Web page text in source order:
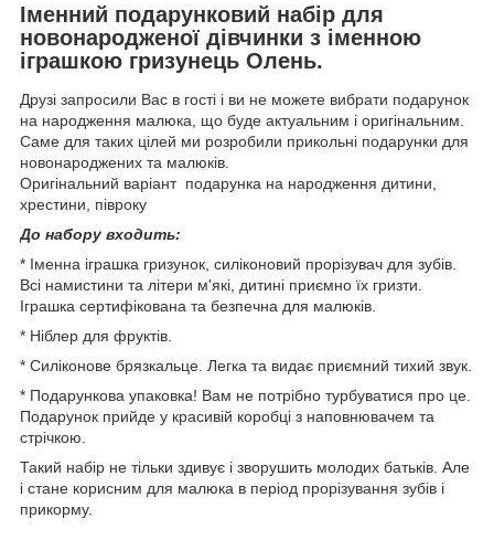
Іменний подарунковий набір для
новонародженої дівчинки з іменною
іграшкою гризунець Олень.
Друзі запросили Вас в гості і ви не можете вибрати подарунок
на народження малюка, що буде актуальним і оригінальним.
Саме для таких цілей ми розробили прикольні подарунки для
новонароджених та малюків.
Оригінальний варіант подарунка на народження дитини,
хрестини, півроку
До набору входить:
* Іменна іграшка гризунок, силіконовий прорізувач для зубів.
Всі намистини та літери м'які, дитині приємно їх гризти.
Іграшка сертифікована та безпечна для малюків.
* Ніблер для фруктів.
* Силіконове брязкальце. Легка та видає приємний тихий звук.
* Подарункова упаковка! Вам не потрібно турбуватися про це.
Подарунок прийде у красивій коробці з наповнювачем та
стрічкою.
Такий набір не тільки здивує і зворушить молодих батьків. Але
і стане корисним для малюка в період прорізування зубів і
прикорму.